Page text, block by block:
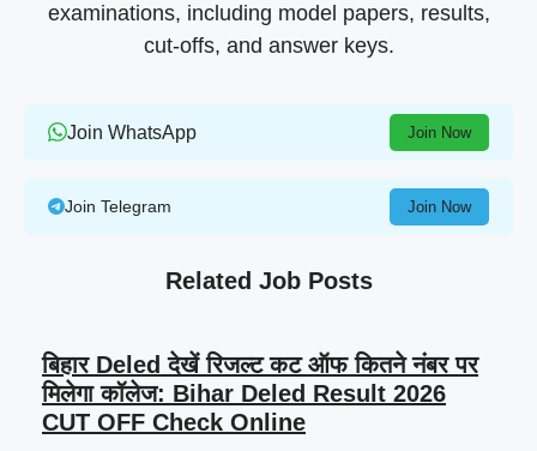
examinations, including model papers, results,
cut-offs, and answer keys.
Join WhatsApp Join Now
Join Telegram Join Now
Related Job Posts
बिहार Deled देखें रिजल्ट कट ऑफ कितने नंबर पर
मिलेगा कॉलेज: Bihar Deled Result 2026
CUT OFF Check Online